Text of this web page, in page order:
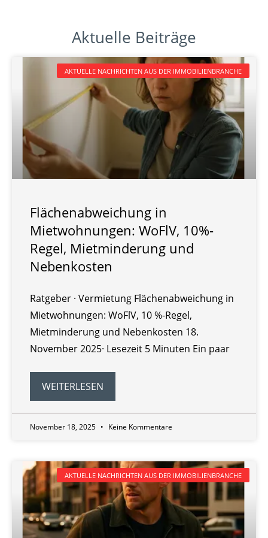
Aktuelle Beiträge
AKTUELLE NACHRICHTEN AUS DER IMMOBILIENBRANCHE
Flächenabweichung in
Mietwohnungen: WoFlV, 10%-
Regel, Mietminderung und
Nebenkosten
Ratgeber · Vermietung Flächenabweichung in
Mietwohnungen: WoFlV, 10 %-Regel,
Mietminderung und Nebenkosten 18.
November 2025· Lesezeit 5 Minuten Ein paar
WEITERLESEN
November 18, 2025 Keine Kommentare
AKTUELLE NACHRICHTEN AUS DER IMMOBILIENBRANCHE